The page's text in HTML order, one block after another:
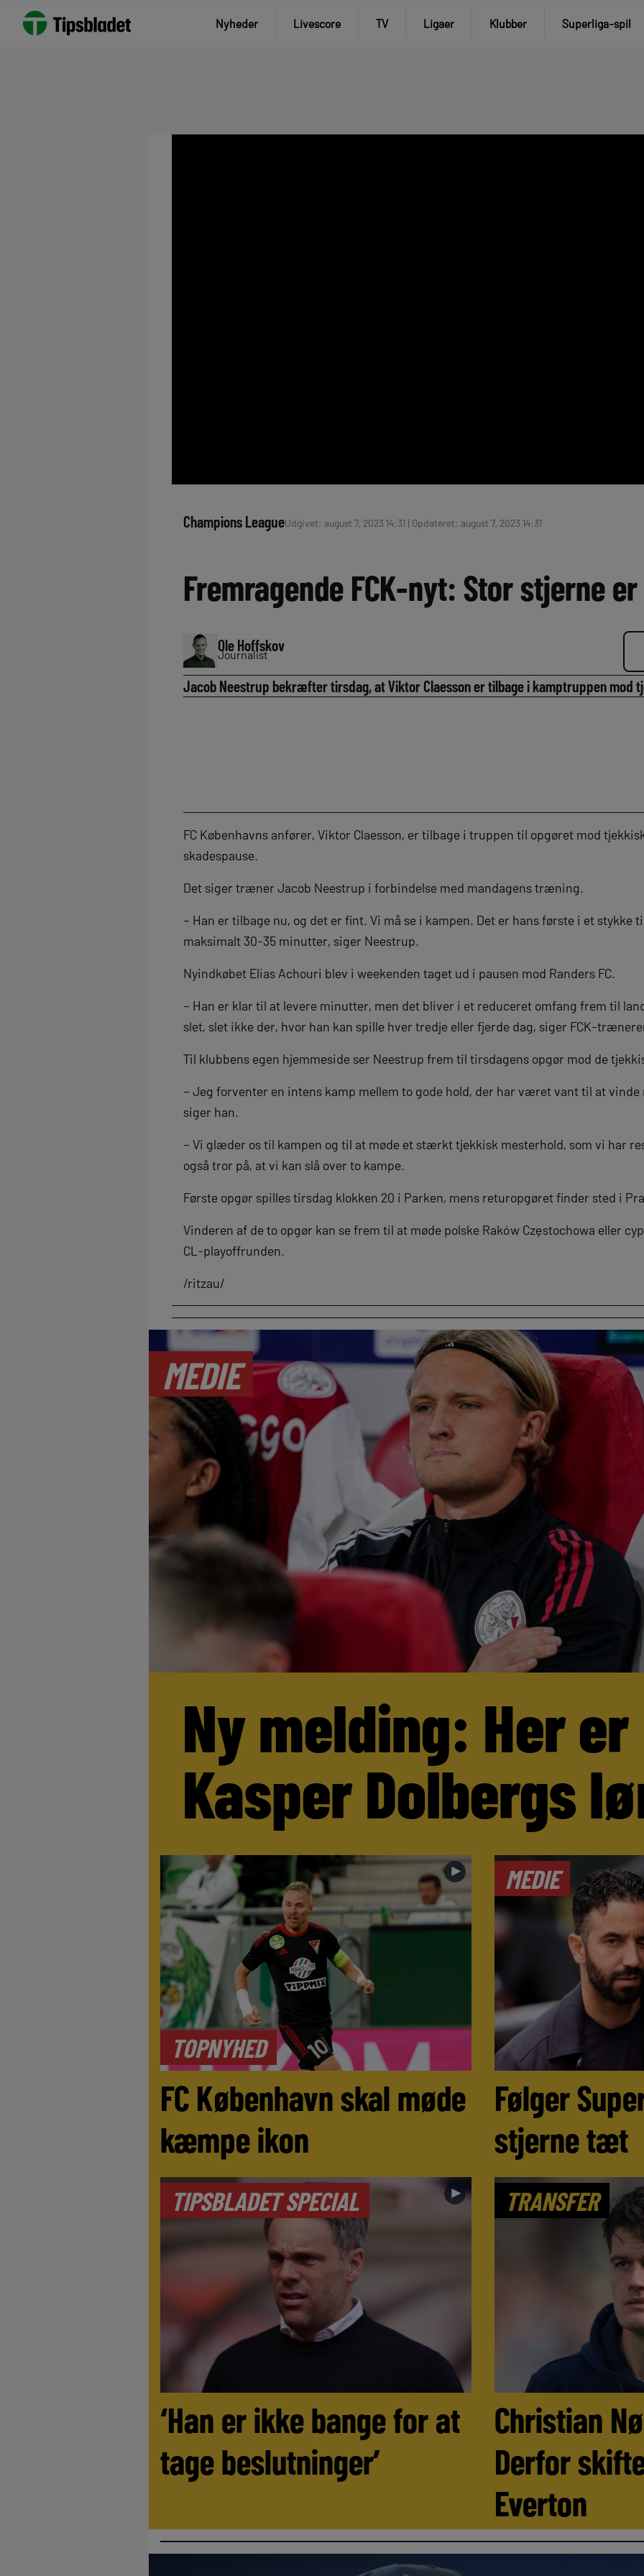
Nyheder Livescore TV Ligaer Klubber Superliga-spil
Champions LeagueUdgivet: august 7, 2023 14:31 | Opdateret: august 7, 2023 14:31
Fremragende FCK-nyt: Stor stjerne
Ole Hoffskov
Journalist
Jacob Neestrup bekræfter tirsdag, at Viktor Claesson er tilbage i kamptruppen mod
FC Københavns anfører, Viktor Claesson, er tilbage i truppen til opgøret mod
skadespause.
Det siger træner Jacob Neestrup i forbindelse med mandagens træning.
– Han er tilbage nu, og det er fint. Vi må se i kampen. Det er hans første i et stykke
maksimalt 30-35 minutter, siger Neestrup.
Nyindkøbet Elias Achouri blev i weekenden taget ud i pausen mod Randers FC.
– Han er klar til at levere minutter, men det bliver i et reduceret omfang frem til
slet, slet ikke der, hvor han kan spille hver tredje eller fjerde dag, siger FCK-
Til klubbens egen hjemmeside ser Neestrup frem til tirsdagens opgør mod de
– Jeg forventer en intens kamp mellem to gode hold, der har været vant til at vinde
siger han.
– Vi glæder os til kampen og til at møde et stærkt tjekkisk mesterhold, som vi har
også tror på, at vi kan slå over to kampe.
Første opgør spilles tirsdag klokken 20 i Parken, mens returopgøret finder sted i
Vinderen af de to opgør kan se frem til at møde polske Raków Częstochowa eller
CL-playoffrunden.
/ritzau/
MEDIE
Ny melding: Her er
Kasper Dolbergs
TOPNYHED
►
FC København skal møde
kæmpe ikon
MEDIE
Følger
stjerne tæt
TIPSBLADET SPECIAL ►
‘Han er ikke bange for at
tage beslutninger’
TRANSFER
Christian
Derfor
Everton